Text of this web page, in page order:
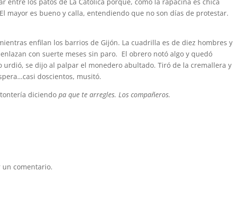
mayor es bueno y calla, entendiendo que no son días de protestar.
enfilan los barrios de Gijón. La cuadrilla es de diez hombres y
con suerte meses sin paro. El obrero notó algo y quedó
se dijo al palpar el monedero abultado. Tiró de la cremallera y
doscientos, musitó.
tontería diciendopa que te arregles. Los compañeros.
comentario.